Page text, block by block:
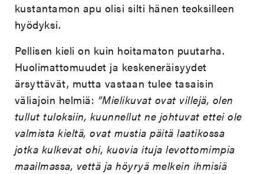
kustantamon apu olisi silti hänen teoksilleen
hyödyksi.
Pellisen kieli on kuin hoitamaton puutarha.
Huolimattomuudet ja keskeneräisyydet
ärsyttävät, mutta vastaan tulee tasaisin
väliajoin helmiä: ”Mielikuvat ovat villejä, olen
tullut tuloksiin, kuunnellut ne johtuvat ettei ole
valmista kieltä, ovat mustia päitä laatikossa
jotka kulkevat ohi, kuovia ituja levottomimpia
maailmassa, vettä ja höyryä melkein ihmisiä